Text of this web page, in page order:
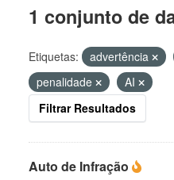
1 conjunto de
Etiquetas: advertência
penalidade
AI
Filtrar Resultados
Auto de Infração